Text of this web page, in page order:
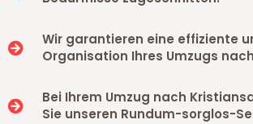
Wir garantieren eine effiziente
Organisation Ihres Umzugs
Bei Ihrem Umzug nach
Sie unseren Rundum-sorglos-